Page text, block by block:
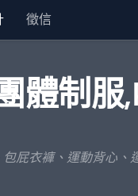
徵信
體制服
屁衣褲、運動背心